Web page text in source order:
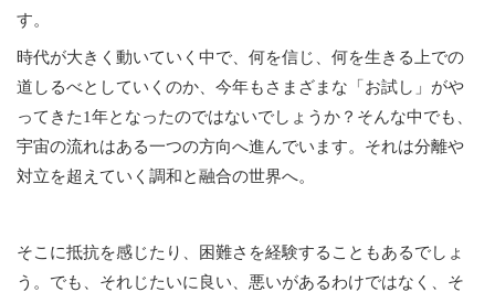
す。
時代が大きく動いていく中で、何を信じ、何を生きる上での
道しるべとしていくのか、今年もさまざまな「お試し」がや
ってきた1年となったのではないでしょうか？そんな中でも、
宇宙の流れはある一つの方向へ進んでいます。それは分離や
対立を超えていく調和と融合の世界へ。
そこに抵抗を感じたり、困難さを経験することもあるでしょ
う。でも、それじたいに良い、悪いがあるわけではなく、そ